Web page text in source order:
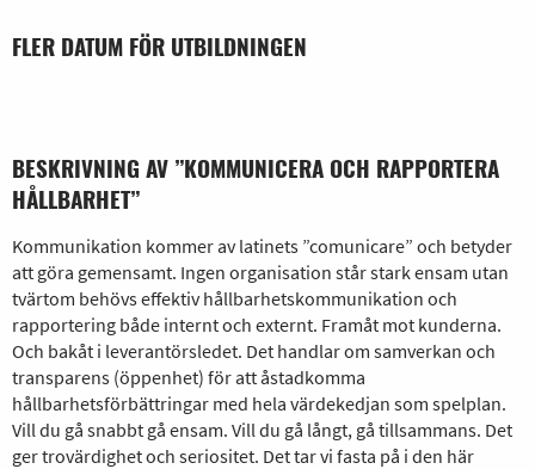
FLER DATUM FÖR UTBILDNINGEN
BESKRIVNING AV ”KOMMUNICERA OCH RAPPORTERA
HÅLLBARHET”
Kommunikation kommer av latinets ”comunicare” och betyder
att göra gemensamt. Ingen organisation står stark ensam utan
tvärtom behövs effektiv hållbarhetskommunikation och
rapportering både internt och externt. Framåt mot kunderna.
Och bakåt i leverantörsledet. Det handlar om samverkan och
transparens (öppenhet) för att åstadkomma
hållbarhetsförbättringar med hela värdekedjan som spelplan.
Vill du gå snabbt gå ensam. Vill du gå långt, gå tillsammans. Det
ger trovärdighet och seriositet. Det tar vi fasta på i den här